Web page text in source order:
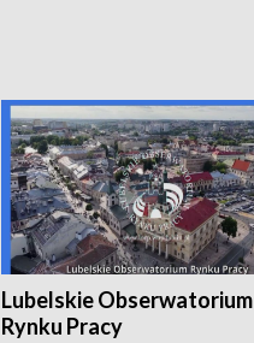
Lubelskie Obserwatorium
Rynku Pracy